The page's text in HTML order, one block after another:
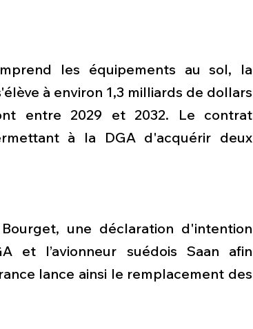
les équipements au sol, la
à environ 1,3 milliards de dollars
entre 2029 et 2032. Le contrat
à la DGA d'acquérir deux
une déclaration d'intention
et l’avionneur suédois Saan afin
lance ainsi le remplacement des